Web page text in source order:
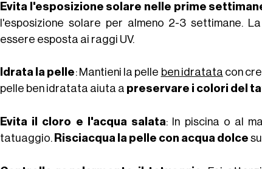
Evita l'esposizione solare nelle prime
l'esposizione solare per almeno 2-3 settimane.
essere esposta ai raggi UV.
Idrata la pelle: Mantieni la pelle ben idratata con
pelle ben idratata aiuta a preservare i colori del
Evita il cloro e l'acqua salata: In piscina o al
tatuaggio. Risciacqua la pelle con acqua dolce